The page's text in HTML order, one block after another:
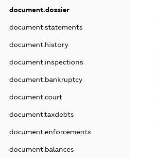
document.dossier
document.statements
document.history
document.inspections
document.bankruptcy
document.court
document.taxdebts
document.enforcements
document.balances